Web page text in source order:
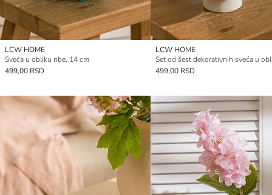
LCW HOME
Sveća u obliku ribe, 14 cm
499,00 RSD
LCW HOME
499,00 RSD